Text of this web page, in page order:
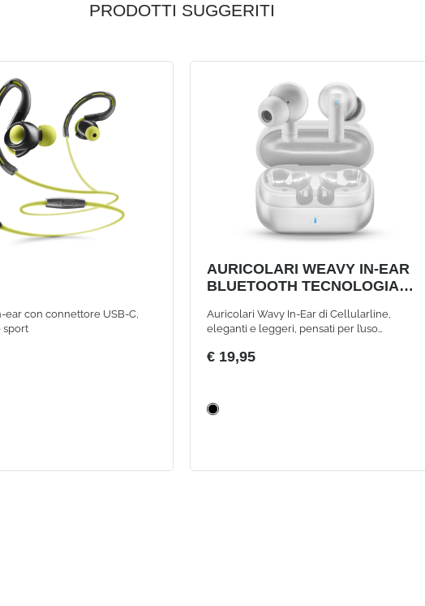
PRODOTTI SUGGERITI
ear con connettore USB-C,
sport
AURICOLARI WEAVY IN-EAR
BLUETOOTH TECNOLOGIA
Auricolari Wavy In-Ear di Cellularline,
eleganti e leggeri, pensati per l’uso
immediata con auto-pairing, comandi touch
chiamate sempre senza fili.
€ 19,95